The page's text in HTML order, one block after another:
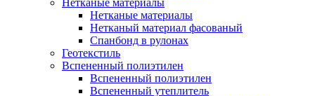
Нетканые материалы
Нетканые материалы
Нетканый материал фасованый
Спанбонд в рулонах
Геотекстиль
Вспененный полиэтилен
Вспененный полиэтилен
Вспененный утеплитель